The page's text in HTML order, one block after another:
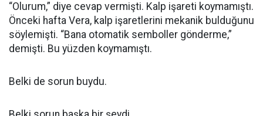
“Olurum,” diye cevap vermişti. Kalp işareti koymamıştı.
Önceki hafta Vera, kalp işaretlerini mekanik bulduğunu
söylemişti. “Bana otomatik semboller gönderme,”
demişti. Bu yüzden koymamıştı.
Belki de sorun buydu.